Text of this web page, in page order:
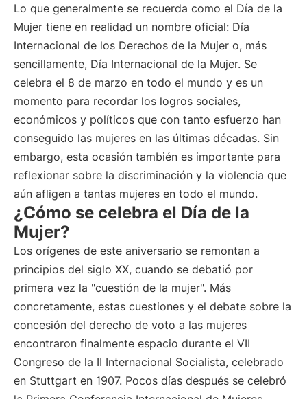
Lo que generalmente se recuerda como el Día de la
Mujer tiene en realidad un nombre oficial: Día
Internacional de los Derechos de la Mujer o, más
sencillamente, Día Internacional de la Mujer. Se
celebra el 8 de marzo en todo el mundo y es un
momento para recordar los logros sociales,
económicos y políticos que con tanto esfuerzo han
conseguido las mujeres en las últimas décadas. Sin
embargo, esta ocasión también es importante para
reflexionar sobre la discriminación y la violencia que
aún afligen a tantas mujeres en todo el mundo.
¿Cómo se celebra el Día de la
Mujer?
Los orígenes de este aniversario se remontan a
principios del siglo XX, cuando se debatió por
primera vez la "cuestión de la mujer". Más
concretamente, estas cuestiones y el debate sobre la
concesión del derecho de voto a las mujeres
encontraron finalmente espacio durante el VII
Congreso de la II Internacional Socialista, celebrado
en Stuttgart en 1907. Pocos días después se celebró